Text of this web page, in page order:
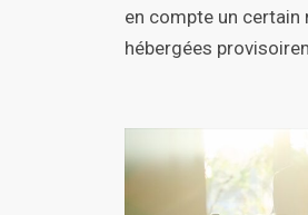
en compte un
hébergées